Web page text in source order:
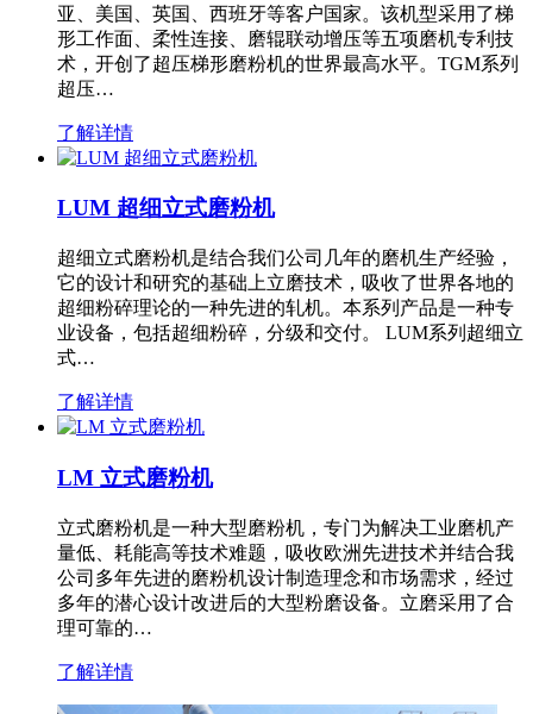
亚、美国、英国、西班牙等客户国家。该机型采用了梯
形工作面、柔性连接、磨辊联动增压等五项磨机专利技
术，开创了超压梯形磨粉机的世界最高水平。TGM系列
超压…
了解详情
LUM 超细立式磨粉机
超细立式磨粉机是结合我们公司几年的磨机生产经验，
它的设计和研究的基础上立磨技术，吸收了世界各地的
超细粉碎理论的一种先进的轧机。本系列产品是一种专
业设备，包括超细粉碎，分级和交付。 LUM系列超细立
式…
了解详情
LM 立式磨粉机
立式磨粉机是一种大型磨粉机，专门为解决工业磨机产
量低、耗能高等技术难题，吸收欧洲先进技术并结合我
公司多年先进的磨粉机设计制造理念和市场需求，经过
多年的潜心设计改进后的大型粉磨设备。立磨采用了合
理可靠的…
了解详情